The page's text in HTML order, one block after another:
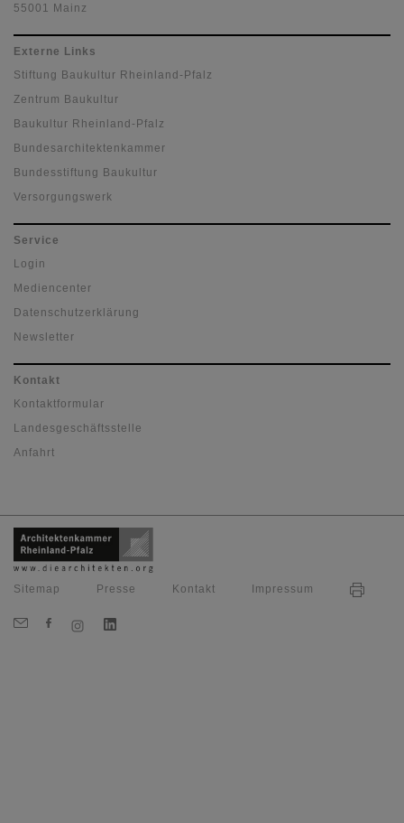
55001 Mainz
Externe Links
Stiftung Baukultur Rheinland-Pfalz
Zentrum Baukultur
Baukultur Rheinland-Pfalz
Bundesarchitektenkammer
Bundesstiftung Baukultur
Versorgungswerk
Service
Login
Mediencenter
Datenschutzerklärung
Newsletter
Kontakt
Kontaktformular
Landesgeschäftsstelle
Anfahrt
Sitemap Presse Kontakt Impressum